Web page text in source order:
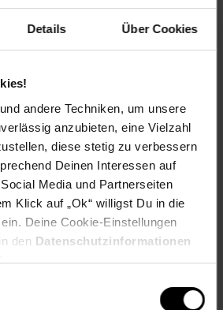
Details Über Cookies
andere Techniken, um unsere
anzubieten, eine Vielzahl
diese stetig zu verbessern
Deinen Interessen auf
Media und Partnerseiten
Klick auf „Ok“ willigst Du in die
Deine Cookie-Einstellungen
den Datenschutzinformationen
Schattig
Formschnitt notwendig
Sehr gut
und gut durchlässig
Balkon oder
und -nährpflanze,Bodendecker,